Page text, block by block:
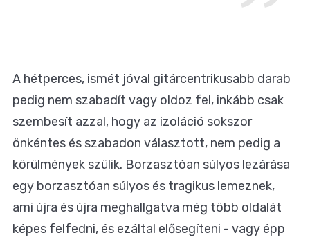
A hétperces, ismét jóval gitárcentrikusabb darab
pedig nem szabadít vagy oldoz fel, inkább csak
szembesít azzal, hogy az izoláció sokszor
önkéntes és szabadon választott, nem pedig a
körülmények szülik. Borzasztóan súlyos lezárása
egy borzasztóan súlyos és tragikus lemeznek,
ami újra és újra meghallgatva még több oldalát
képes felfedni, és ezáltal elősegíteni - vagy épp